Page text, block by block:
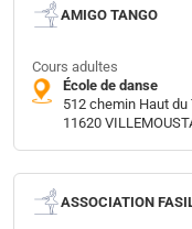
AMIGO TANGO
Cours adultes
École de danse
512 chemin Haut du
11620
ASSOCIATION